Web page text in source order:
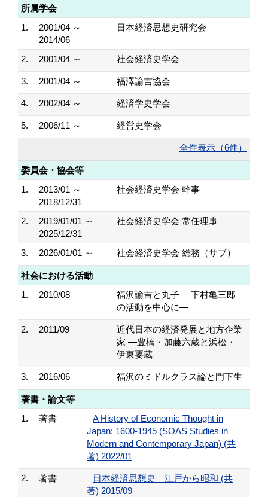
所属学会
1.
2001/04 ～
2014/06
日本経済思想史研究会
2. 2001/04 ～ 社会経済史学会
3. 2001/04 ～ 福澤諭吉協会
4. 2002/04 ～ 経済学史学会
5. 2006/11 ～ 経営史学会
全件表示（6件）
委員会・協会等
1.
2013/01 ～
2018/12/31
社会経済史学会 幹事
2.
2019/01/01 ～
2025/12/31
社会経済史学会 常任理事
3. 2026/01/01 ～ 社会経済史学会 総務（サブ）
社会における活動
1.
2010/08
福沢諭吉と丸子 ―下村亀三郎
の活動を中心に―
2. 2011/09
近代日本の経済発展と地方企業
家 ―豊橋・加藤六蔵と浜松・
伊東要蔵―
3. 2016/06 福沢のミドルクラス論と門下生
著書・論文等
1.
著書
A History of Economic Thought in
Japan: 1600-1945 (SOAS Studies in
Modern and Contemporary Japan) (共
著) 2022/01
2. 著書
日本経済思想史 江戸から昭和 (共
著) 2015/09